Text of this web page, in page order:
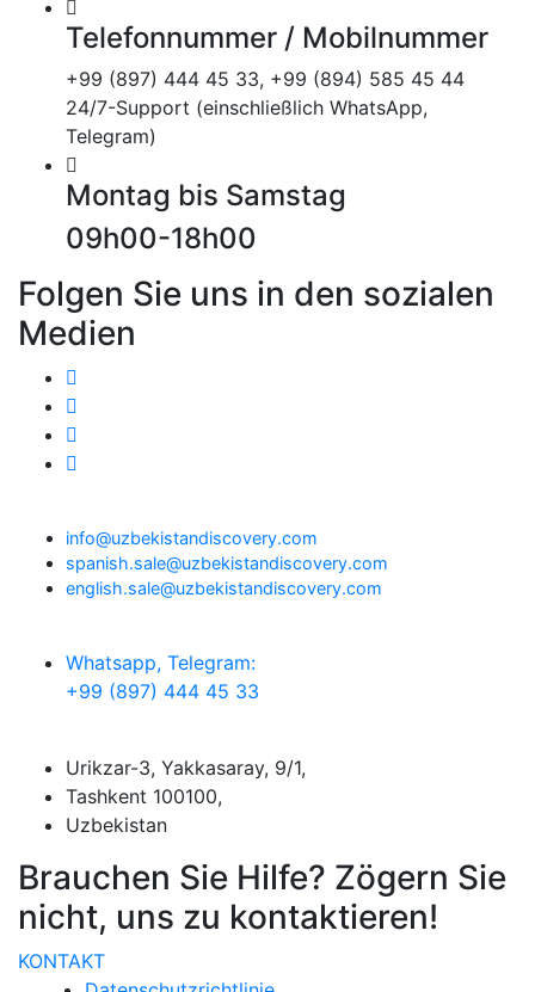
Telefonnummer / Mobilnummer
+99 (897) 444 45 33, +99 (894) 585 45 44
24/7-Support (einschließlich WhatsApp,
Telegram)
Montag bis Samstag
09h00-18h00
Folgen Sie uns in den sozialen
Medien
info@uzbekistandiscovery.com
spanish.sale@uzbekistandiscovery.com
english.sale@uzbekistandiscovery.com
Whatsapp, Telegram:
+99 (897) 444 45 33
Urikzar-3, Yakkasaray, 9/1,
Tashkent 100100,
Uzbekistan
Brauchen Sie Hilfe? Zögern Sie
nicht, uns zu kontaktieren!
KONTAKT